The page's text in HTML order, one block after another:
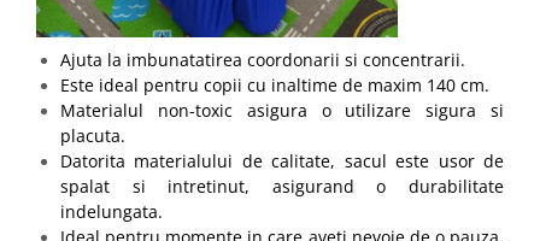
Ajuta la imbunatatirea coordonarii si concentrarii.
Este ideal pentru copii cu inaltime de maxim 140 cm.
Materialul non-toxic asigura o utilizare sigura si
placuta.
Datorita materialului de calitate, sacul este usor de
spalat si intretinut, asigurand o durabilitate
indelungata.